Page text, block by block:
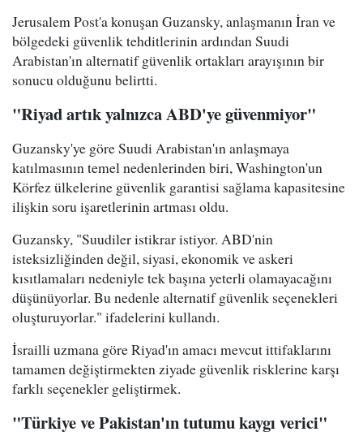
Jerusalem Post'a konuşan Guzansky, anlaşmanın İran ve
bölgedeki güvenlik tehditlerinin ardından Suudi
Arabistan'ın alternatif güvenlik ortakları arayışının bir
sonucu olduğunu belirtti.
"Riyad artık yalnızca ABD'ye güvenmiyor"
Guzansky'ye göre Suudi Arabistan'ın anlaşmaya
katılmasının temel nedenlerinden biri, Washington'un
Körfez ülkelerine güvenlik garantisi sağlama kapasitesine
ilişkin soru işaretlerinin artması oldu.
Guzansky, "Suudiler istikrar istiyor. ABD'nin
isteksizliğinden değil, siyasi, ekonomik ve askeri
kısıtlamaları nedeniyle tek başına yeterli olamayacağını
düşünüyorlar. Bu nedenle alternatif güvenlik seçenekleri
oluşturuyorlar." ifadelerini kullandı.
İsrailli uzmana göre Riyad'ın amacı mevcut ittifaklarını
tamamen değiştirmekten ziyade güvenlik risklerine karşı
farklı seçenekler geliştirmek.
"Türkiye ve Pakistan'ın tutumu kaygı verici"